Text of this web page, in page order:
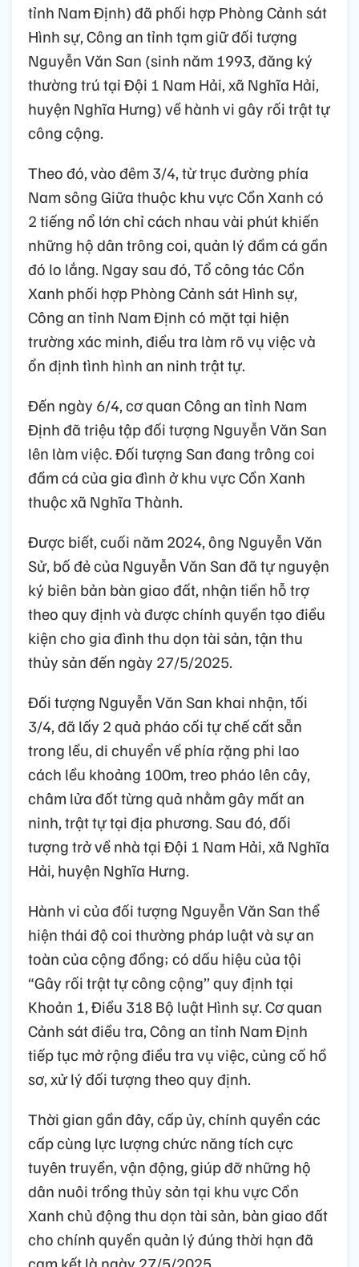
tỉnh Nam Định) đã phối hợp Phòng Cảnh sát
Hình sự, Công an tỉnh tạm giữ đối tượng
Nguyễn Văn San (sinh năm 1993, đăng ký
thường trú tại Đội 1 Nam Hải, xã Nghĩa Hải,
huyện Nghĩa Hưng) về hành vi gây rối trật tự
công cộng.
Theo đó, vào đêm 3/4, từ trục đường phía
Nam sông Giữa thuộc khu vực Cồn Xanh có
2 tiếng nổ lớn chỉ cách nhau vài phút khiến
những hộ dân trông coi, quản lý đầm cá gần
đó lo lắng. Ngay sau đó, Tổ công tác Cồn
Xanh phối hợp Phòng Cảnh sát Hình sự,
Công an tỉnh Nam Định có mặt tại hiện
trường xác minh, điều tra làm rõ vụ việc và
ổn định tình hình an ninh trật tự.
Đến ngày 6/4, cơ quan Công an tỉnh Nam
Định đã triệu tập đối tượng Nguyễn Văn San
lên làm việc. Đối tượng San đang trông coi
đầm cá của gia đình ở khu vực Cồn Xanh
thuộc xã Nghĩa Thành.
Được biết, cuối năm 2024, ông Nguyễn Văn
Sử, bố đẻ của Nguyễn Văn San đã tự nguyện
ký biên bản bàn giao đất, nhận tiền hỗ trợ
theo quy định và được chính quyền tạo điều
kiện cho gia đình thu dọn tài sản, tận thu
thủy sản đến ngày 27/5/2025.
Đối tượng Nguyễn Văn San khai nhận, tối
3/4, đã lấy 2 quả pháo cối tự chế cất sẵn
trong lều, di chuyển về phía rặng phi lao
cách lều khoảng 100m, treo pháo lên cây,
châm lửa đốt từng quả nhằm gây mất an
ninh, trật tự tại địa phương. Sau đó, đối
tượng trở về nhà tại Đội 1 Nam Hải, xã Nghĩa
Hải, huyện Nghĩa Hưng.
Hành vi của đối tượng Nguyễn Văn San thể
hiện thái độ coi thường pháp luật và sự an
toàn của cộng đồng; có dấu hiệu của tội
“Gây rối trật tự công cộng’’ quy định tại
Khoản 1, Điều 318 Bộ luật Hình sự. Cơ quan
Cảnh sát điều tra, Công an tỉnh Nam Định
tiếp tục mở rộng điều tra vụ việc, củng cố hồ
sơ, xử lý đối tượng theo quy định.
Thời gian gần đây, cấp ủy, chính quyền các
cấp cùng lực lượng chức năng tích cực
tuyên truyền, vận động, giúp đỡ những hộ
dân nuôi trồng thủy sản tại khu vực Cồn
Xanh chủ động thu dọn tài sản, bàn giao đất
cho chính quyền quản lý đúng thời hạn đã